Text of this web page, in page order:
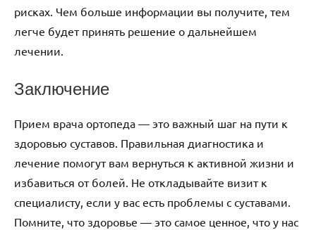
рисках. Чем больше информации вы получите, тем
легче будет принять решение о дальнейшем
лечении.
Заключение
Прием врача ортопеда — это важный шаг на пути к
здоровью суставов. Правильная диагностика и
лечение помогут вам вернуться к активной жизни и
избавиться от болей. Не откладывайте визит к
специалисту, если у вас есть проблемы с суставами.
Помните, что здоровье — это самое ценное, что у нас